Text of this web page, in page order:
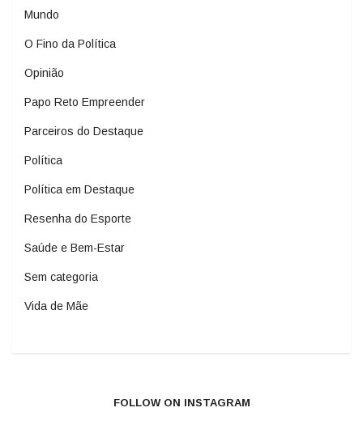
Mundo
O Fino da Política
Opinião
Papo Reto Empreender
Parceiros do Destaque
Política
Política em Destaque
Resenha do Esporte
Saúde e Bem-Estar
Sem categoria
Vida de Mãe
FOLLOW ON INSTAGRAM